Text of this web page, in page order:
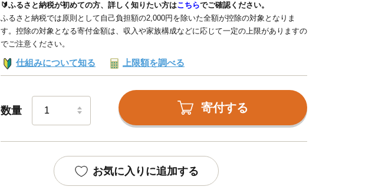
🔰ふるさと納税が初めての方、詳しく知りたい方はこちらでご確認ください。
ふるさと納税では原則として自己負担額の2,000円を除いた全額が控除の対象となりま
す。控除の対象となる寄付金額は、収入や家族構成などに応じて一定の上限がありますの
でご注意ください。
仕組みについて知る 上限額を調べる
数量 寄付する
お気に入りに追加する